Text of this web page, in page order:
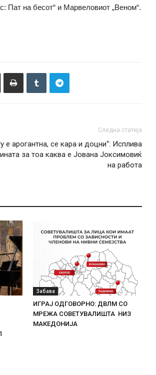
Пат на бесот“ и Марвеловиот „Веном“.
Следна статија
е арогантна, се кара и доцни“: Исплива
за тоа каква е Јована Јоксимовиќ
на работа
Забава
ИГРАЈ ОДГОВОРНО: ДВЛМ СО
МРЕЖА СОВЕТУВАЛИШТА НИЗ
МАКЕДОНИЈА